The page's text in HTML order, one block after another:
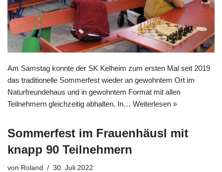
Am Samstag konnte der SK Kelheim zum ersten Mal seit 2019
das traditionelle Sommerfest wieder an gewohntem Ort im
Naturfreundehaus und in gewohntem Format mit allen
Teilnehmern gleichzeitig abhalten. In… Weiterlesen »
Sommerfest im Frauenhäusl mit
knapp 90 Teilnehmern
von Roland 30. Juli 2022